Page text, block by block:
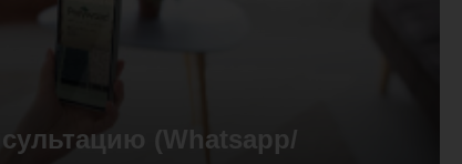
(Whatsapp/